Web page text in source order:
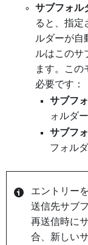
サブフォル
ると、指定
ルダーが自
ルはこのサ
ます。この
必要です：
サブフ
ォルダ
サブフ
フォル
エントリー
送信先サブ
再送信時に
合、新しい